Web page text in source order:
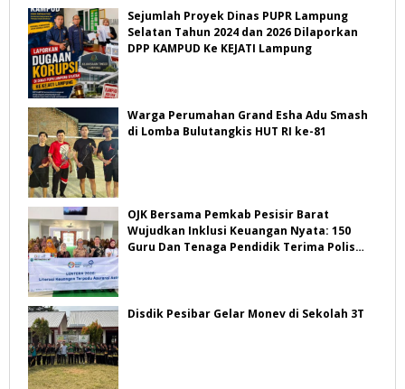
Sejumlah Proyek Dinas PUPR Lampung
Selatan Tahun 2024 dan 2026 Dilaporkan
DPP KAMPUD Ke KEJATI Lampung
Warga Perumahan Grand Esha Adu Smash
di Lomba Bulutangkis HUT RI ke-81
OJK Bersama Pemkab Pesisir Barat
Wujudkan Inklusi Keuangan Nyata: 150
Guru Dan Tenaga Pendidik Terima Polis
Disdik Pesibar Gelar Monev di Sekolah 3T